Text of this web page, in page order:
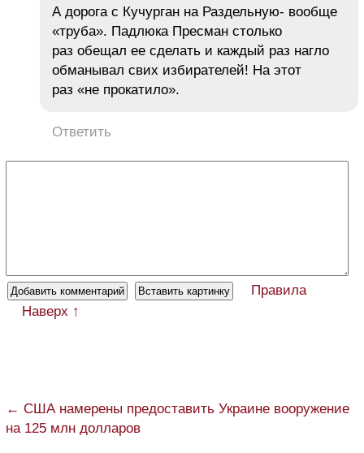
А дорога с Кучурган на Раздельную- вообще
«труба». Падлюка Пресман столько
раз обещал ее сделать и каждый раз нагло
обманывал свих избирателей! На этот
раз «не прокатило».
Ответить
Правила
Наверх ↑
← США намерены предоставить Украине вооружение
на 125 млн долларов